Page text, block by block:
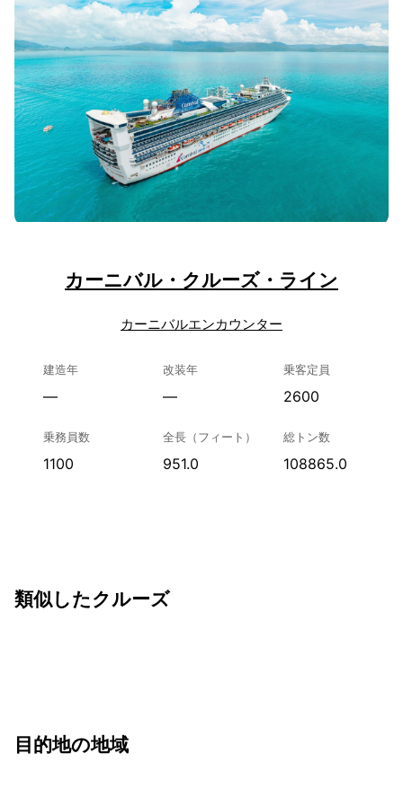
カーニバル・クルーズ・ライン
カーニバルエンカウンター
建造年
—
改装年
—
乗客定員
2600
乗務員数
1100
全長（フィート）
951.0
総トン数
108865.0
類似したクルーズ
目的地の地域